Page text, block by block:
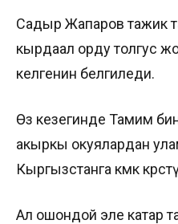
Садыр Жапаров тажик
кырдаал орду толгус
келгенин белгиледи.
Өз кезегинде Тамим
акыркы окуялардан
Кыргызстанга көмөк
Ал ошондой эле катар